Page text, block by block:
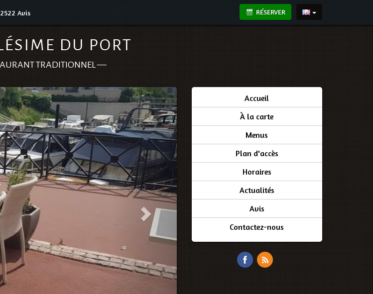
RÉSERVER
2522 Avis
DU PORT
TRADITIONNEL—
Accueil
À la carte
Menus
Plan d'accès
Horaires
Actualités
Avis
Contactez-nous